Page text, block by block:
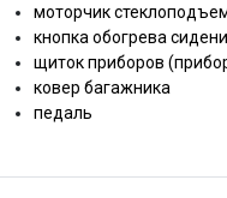
моторчик
кнопка обогрева
щиток приборов
ковер багажника
педаль